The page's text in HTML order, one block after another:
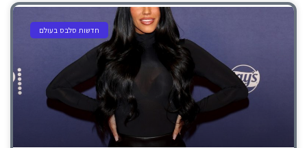
חדשות סלבס בעולם